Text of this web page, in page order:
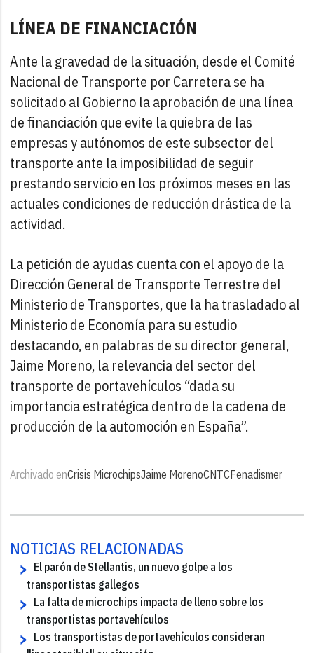
LÍNEA DE FINANCIACIÓN
Ante la gravedad de la situación, desde el Comité
Nacional de Transporte por Carretera se ha
solicitado al Gobierno la aprobación de una línea
de financiación que evite la quiebra de las
empresas y autónomos de este subsector del
transporte ante la imposibilidad de seguir
prestando servicio en los próximos meses en las
actuales condiciones de reducción drástica de la
actividad.
La petición de ayudas cuenta con el apoyo de la
Dirección General de Transporte Terrestre del
Ministerio de Transportes, que la ha trasladado al
Ministerio de Economía para su estudio
destacando, en palabras de su director general,
Jaime Moreno, la relevancia del sector del
transporte de portavehículos “dada su
importancia estratégica dentro de la cadena de
producción de la automoción en España”.
Archivado enCrisis MicrochipsJaime MorenoCNTCFenadismer
NOTICIAS RELACIONADAS
El parón de Stellantis, un nuevo golpe a los
transportistas gallegos
La falta de microchips impacta de lleno sobre los
transportistas portavehículos
Los transportistas de portavehículos consideran